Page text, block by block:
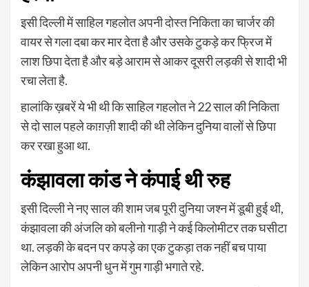
इसी दिल्ली में साहिल गहलोत अपनी दोस्त निकिता का चार्जर की
वायर से गला दबा कर मार देता है और उसके टुकड़े कर फ्रिज में
लाश छिपा देता है और बड़े आराम से आकर दूसरी लड़की से शादी भी
रचा लेता है.
हालांकि ख़बरें ये भी थी कि साहिल गहलोत ने 22 साल की निकिता
से दो साल पहले काग़ज़ी शादी की थी लेकिन दुनिया वालों से छिपा
कर रखा हुआ था.
कंझावला कांड ने कंपाई थी रुह
इसी दिल्ली ने नए साल की शाम जब पूरी दुनिया जश्न में डूबी हुई थी,
कंझावला की अंजलि को बलीनो गाड़ी ने कई किलोमीटर तक घसीटा
था. लड़की के बदन पर कपड़े का एक टुकड़ा तक नहीं बच पाया
लेकिन आरोप अपनी धुन में गुम गाड़ी भगाते रहे.